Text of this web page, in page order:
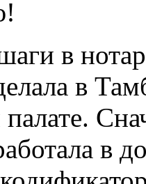
в
в
в